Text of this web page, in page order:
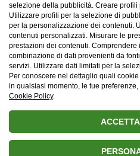
Carica
selezione della pubblicità. Creare
Utilizzare profili per la selezione di
per la personalizzazione dei contenuti.
contenuti personalizzati. Misurare le
prestazioni dei contenuti.
combinazione di dati provenienti da
servizi. Utilizzare dati limitati per la
Per conoscere nel dettaglio quali
in qualsiasi momento, le tue
Cookie Policy.